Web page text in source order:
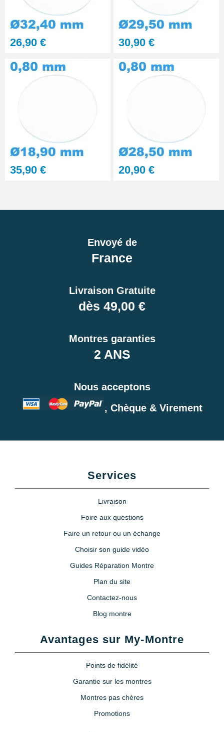
26,90 € 30,90 €
35,90 € 20,90 €
Envoyé de
France
Livraison Gratuite
dès 49,00 €
Montres garanties
2 ANS
Nous acceptons
, Chèque & Virement
Services
Livraison
Foire aux questions
Faire un retour ou un échange
Choisir son guide vidéo
Guides Réparation Montre
Plan du site
Contactez-nous
Blog montre
Avantages sur My-Montre
Points de fidélité
Garantie sur les montres
Montres pas chères
Promotions